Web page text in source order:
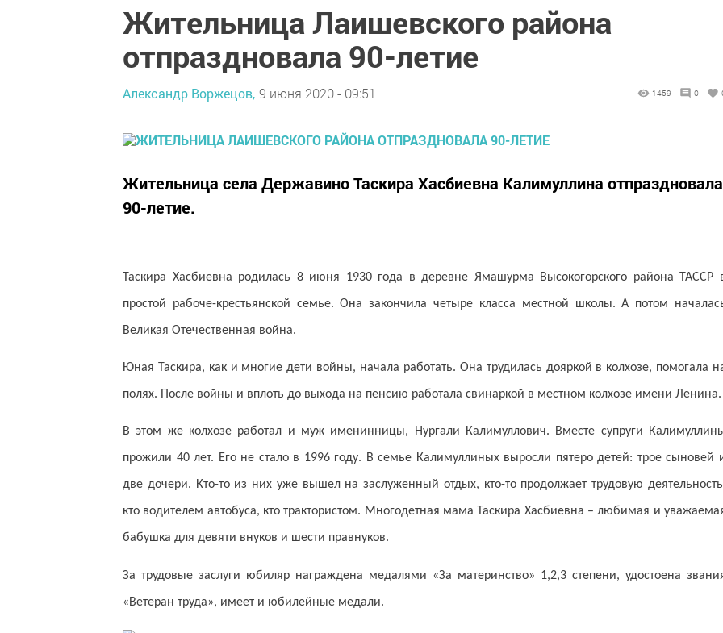
Жительница Лаишевского района
отпраздновала 90-летие
Александр Воржецов, 9 июня 2020 - 09:51 1459 0
Жительница села Державино Таскира Хасбиевна Калимуллина отпраздновала
90-летие.
Таскира Хасбиевна родилась 8 июня 1930 года в деревне Ямашурма Высокогорского района ТАССР
простой рабоче-крестьянской семье. Она закончила четыре класса местной школы. А потом
Великая Отечественная война.
Юная Таскира, как и многие дети войны, начала работать. Она трудилась дояркой в колхозе, помогала
полях. После войны и вплоть до выхода на пенсию работала свинаркой в местном колхозе имени Ленина.
В этом же колхозе работал и муж именинницы, Нургали Калимуллович. Вместе супруги
прожили 40 лет. Его не стало в 1996 году. В семье Калимуллиных выросли пятеро детей: трое сыновей
две дочери. Кто-то из них уже вышел на заслуженный отдых, кто-то продолжает трудовую
кто водителем автобуса, кто трактористом. Многодетная мама Таскира Хасбиевна – любимая и
бабушка для девяти внуков и шести правнуков.
За трудовые заслуги юбиляр награждена медалями «За материнство» 1,2,3 степени, удостоена
«Ветеран труда», имеет и юбилейные медали.